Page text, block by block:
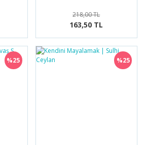
218,00 TL
163,50 TL
%25 %25